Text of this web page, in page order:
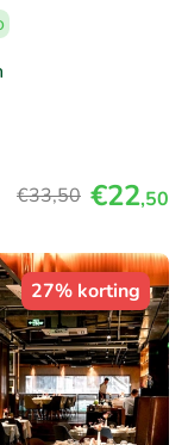
€33,50 €22,50
27% korting